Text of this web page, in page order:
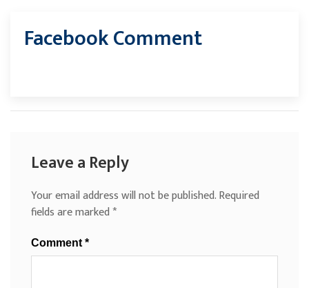
Facebook Comment
Leave a Reply
Your email address will not be published.Required
fields are marked*
Comment *